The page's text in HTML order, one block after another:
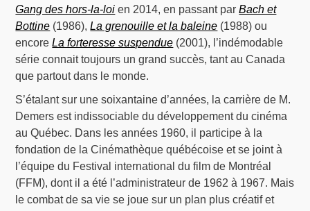
Gang des hors-la-loi en 2014, en passant parBach et
Bottine (1986),La grenouille et la baleine (1988) ou
encoreLa forteresse suspendue (2001), l’indémodable
série connait toujours un grand succès, tant au Canada
que partout dans le monde.
S’étalant sur une soixantaine d’années, la carrière de M.
Demers est indissociable du développement du cinéma
au Québec. Dans les années 1960, il participe à la
fondation de la Cinémathèque québécoise et se joint à
l’équipe du Festival international du film de Montréal
(FFM), dont il a été l’administrateur de 1962 à 1967. Mais
le combat de sa vie se joue sur un plan plus créatif et